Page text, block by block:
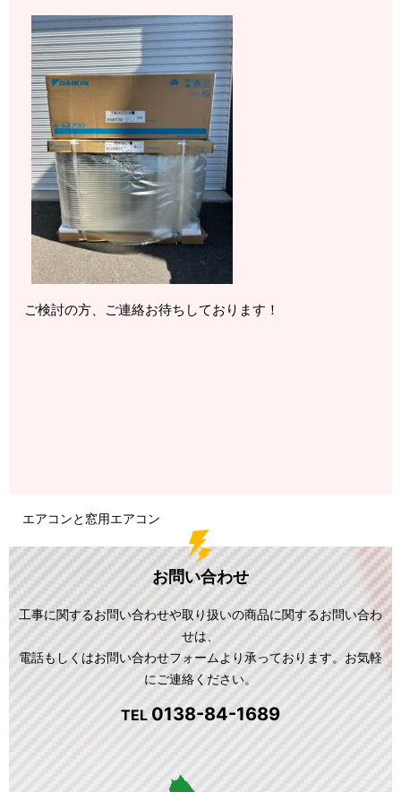
ご検討の方、ご連絡お待ちしております！
エアコンと窓用エアコン
お問い合わせ
工事に関するお問い合わせや取り扱いの商品に関するお問い合わ
せは、
電話もしくはお問い合わせフォームより承っております。お気軽
にご連絡ください。
TEL 0138-84-1689